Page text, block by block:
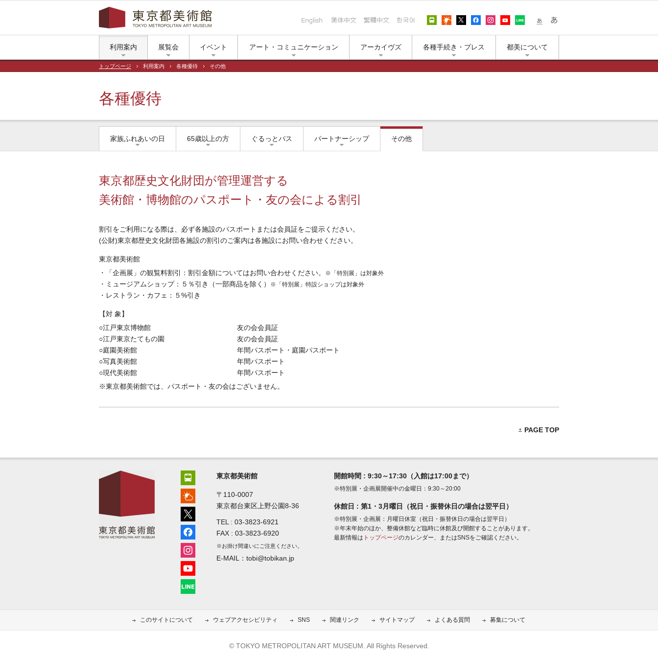
English 简体中文 繁體中文 한국어 アクセス上野公園の天気
エックス（旧ツイッター）
フェイスブック
インスタグラム
ユーチューブ
LINE 小さな文字
利用案内 展覧会 イベント アート・コミュニケーション アーカイヴズ 各種手続き・プレス 都美について
トップページ 利用案内 各種優待 その他
各種優待
家族ふれあいの日 65歳以上の方 ぐるっとパス パートナーシップ その他
東京都歴史文化財団が管理運営する
美術館・博物館のパスポート・友の会による割引
割引をご利用になる際は、必ず各施設のパスポートまたは会員証をご提示ください。
(公財)東京都歴史文化財団各施設の割引のご案内は各施設にお問い合わせください。
東京都美術館
・「企画展」の観覧料割引：割引金額についてはお問い合わせください。
※「特別展」は対象外
・ミュージアムショップ：５％引き（一部商品を除く） ※「特別展」特設ショップは対象外
・レストラン・カフェ：５%引き
【対 象】
○江戸東京博物館
友の会会員証
○江戸東京たてもの園
友の会会員証
○庭園美術館
年間パスポート・ 庭園パスポート
○写真美術館
年間パスポート
○現代美術館
年間パスポート
※東京都美術館では、パスポート・友の会はございません。
PAGE TOP
東京都美術館
〒110-0007
東京都台東区上野公園8-36
TEL : 03-3823-6921
FAX : 03-3823-6920
※お掛け間違いにご注意ください。
E-MAIL：tobi@tobikan.jp
開館時間 : 9:30～17:30（入館は17:00まで）
※特別展・企画展開催中の金曜日：9:30～20:00
休館日 : 第1・3月曜日（祝日・振替休日の場合は翌平日）
※特別展・企画展：月曜日休室（祝日・振替休日の場合は翌平日）
※年末年始のほか、整備休館など臨時に休館及び開館することがあります。
最新情報は トップページのカレンダー、またはSNSをご確認ください。
このサイトについて ウェブアクセシビリティ SNS 関連リンク サイトマップ よくある質問 募集について
© TOKYO METROPOLITAN ART MUSEUM. All Rights Reserved.